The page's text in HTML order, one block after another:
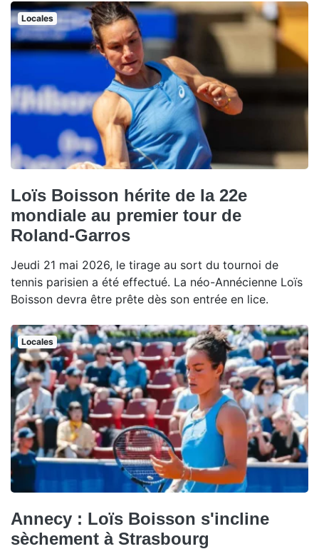
Locales
Loïs Boisson hérite de la 22e
mondiale au premier tour de
Roland-Garros
Jeudi 21 mai 2026, le tirage au sort du tournoi de
tennis parisien a été effectué. La néo-Annécienne Loïs
Boisson devra être prête dès son entrée en lice.
Locales
Annecy : Loïs Boisson s'incline
sèchement à Strasbourg